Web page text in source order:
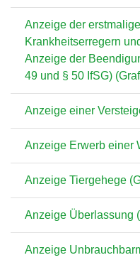
Anzeige der
Krankheitserregern
Anzeige der
49 und § 50 IfSG)
Anzeige einer
Anzeige Erwerb einer
Anzeige Tiergehege
Anzeige Überlassung
Anzeige